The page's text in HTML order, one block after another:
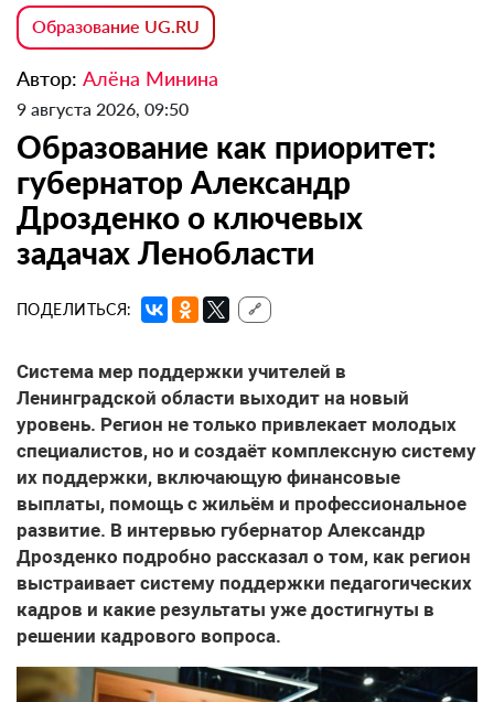
Образование UG.RU
Автор: Алёна Минина
9 августа 2026, 09:50
Образование как приоритет:
губернатор Александр
Дрозденко о ключевых
задачах Ленобласти
ПОДЕЛИТЬСЯ: 🔗
Система мер поддержки учителей в
Ленинградской области выходит на новый
уровень. Регион не только привлекает молодых
специалистов, но и создаёт комплексную систему
их поддержки, включающую финансовые
выплаты, помощь с жильём и профессиональное
развитие. В интервью губернатор Александр
Дрозденко подробно рассказал о том, как регион
выстраивает систему поддержки педагогических
кадров и какие результаты уже достигнуты в
решении кадрового вопроса.